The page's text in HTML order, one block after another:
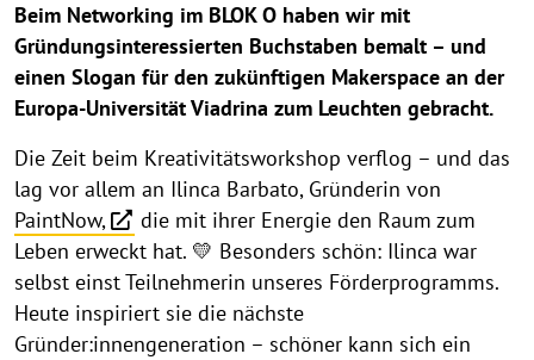
Beim Networking im BLOK O haben wir mit
Gründungsinteressierten Buchstaben bemalt – und
einen Slogan für den zukünftigen Makerspace an der
Europa-Universität Viadrina zum Leuchten gebracht.
Die Zeit beim Kreativitätsworkshop verflog – und das
lag vor allem an Ilinca Barbato, Gründerin von
PaintNow,
die mit ihrer Energie den Raum zum
Leben erweckt hat. 💛 Besonders schön: Ilinca war
selbst einst Teilnehmerin unseres Förderprogramms.
Heute inspiriert sie die nächste
Gründer:innengeneration – schöner kann sich ein